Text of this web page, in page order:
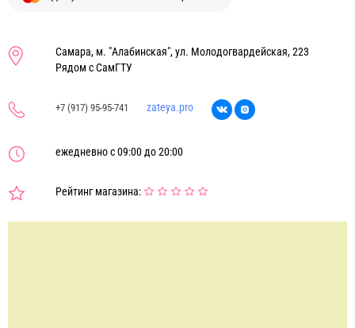
Самара, м. "Алабинская", ул. Молодогвардейская, 223
Рядом с СамГТУ
+7 (917) 95-95-741 zateya.pro
ежедневно с 09:00 до 20:00
Рейтинг магазина: